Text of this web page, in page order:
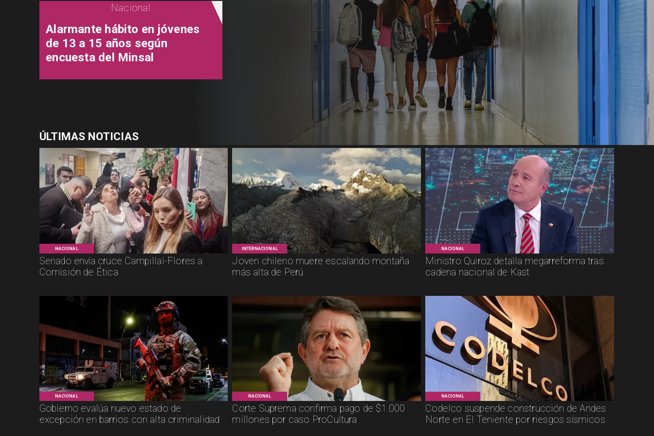
NACIONAL
Senado envía cruce Campillai-Flores a
Comisión de Ética
INTERNACIONAL
Joven chileno muere escalando montaña
más alta de Perú
NACIONAL
Ministro Quiroz detalla megarreforma tras
cadena nacional de Kast
NACIONAL
Gobierno evalúa nuevo estado de
excepción en barrios con alta criminalidad
NACIONAL
Corte Suprema confirma pago de $1.000
millones por caso ProCultura
NACIONAL
Codelco suspende construcción de Andes
Norte en El Teniente por riesgos sísmicos
Nacional
Alarmante hábito en jóvenes
de 13 a 15 años según
encuesta del Minsal
ÚLTIMAS NOTICIAS